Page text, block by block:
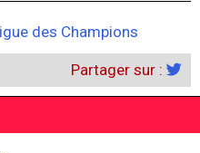
des Champions
Partager sur :